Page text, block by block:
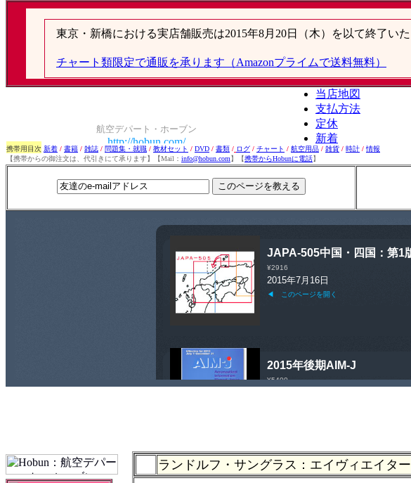
携帯用目次 新着 / 書籍 / 雑誌 / 問題集・就職 / 教材セット / DVD / 書類 / ログ / チャート / 航空用品 / 雑貨 / 時計 / 情報
【携帯からの御注文は、代引きにて承ります】【Mail： info@hobun.com】【携帯からHobunに電話】
ランドルフ・サングラス：エイヴィエイター